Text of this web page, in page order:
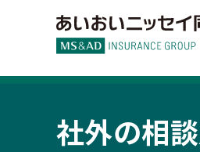
社外の相